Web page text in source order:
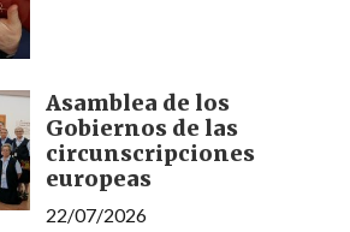
Asamblea de los
Gobiernos de las
circunscripciones
europeas
22/07/2026